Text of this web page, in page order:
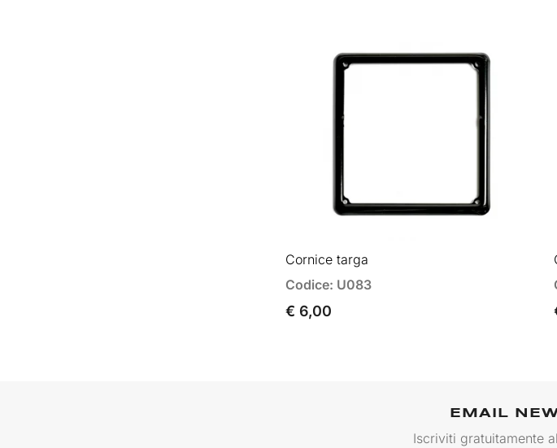
Cornice targa
Codice: U083
€ 6,00
EMAIL
Iscriviti gratuitamente